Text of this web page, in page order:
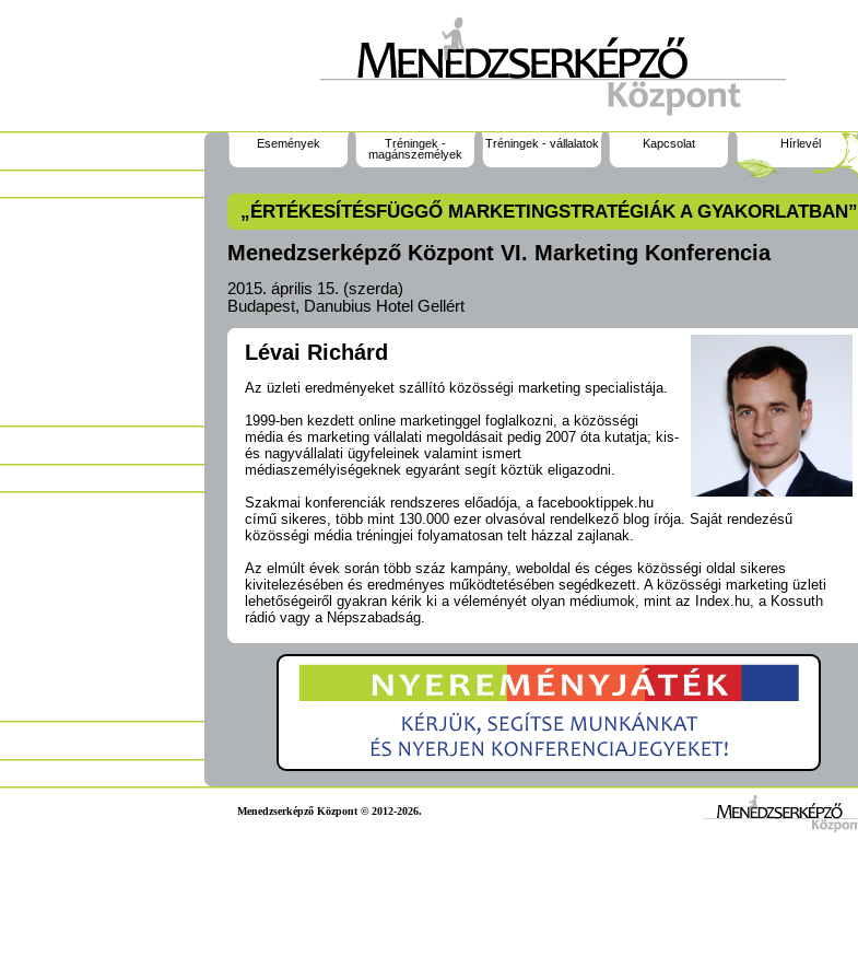
Események
Tréningek -
magánszemélyek
Tréningek - vállalatok Kapcsolat Hírlevél
„ÉRTÉKESÍTÉSFÜGGŐ MARKETINGSTRATÉGIÁK A GYAKORLATBAN”
Menedzserképző Központ VI. Marketing Konferencia
2015. április 15. (szerda)
Budapest, Danubius Hotel Gellért
Lévai Richárd
Az üzleti eredményeket szállító közösségi marketing specialistája.
1999-ben kezdett online marketinggel foglalkozni, a közösségi
média és marketing vállalati megoldásait pedig 2007 óta kutatja; kis-
és nagyvállalati ügyfeleinek valamint ismert
médiaszemélyiségeknek egyaránt segít köztük eligazodni.
Szakmai konferenciák rendszeres előadója, a facebooktippek.hu
című sikeres, több mint 130.000 ezer olvasóval rendelkező blog írója. Saját rendezésű
közösségi média tréningjei folyamatosan telt házzal zajlanak.
Az elmúlt évek során több száz kampány, weboldal és céges közösségi oldal sikeres
kivitelezésében és eredményes működtetésében segédkezett. A közösségi marketing üzleti
lehetőségeiről gyakran kérik ki a véleményét olyan médiumok, mint az Index.hu, a Kossuth
rádió vagy a Népszabadság.
Menedzserképző Központ © 2012-2026.